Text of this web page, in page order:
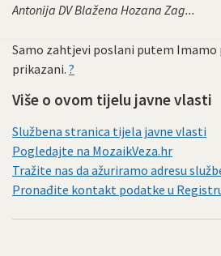
Antonija DV Blažena Hozana Zag...
Samo zahtjevi poslani putem Imamo
prikazani. ?
Više o ovom tijelu javne vlasti
Službena stranica tijela javne vlasti
Pogledajte na MozaikVeza.hr
Tražite nas da ažuriramo adresu
Pronađite kontakt podatke u